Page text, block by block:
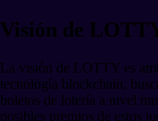
Visión de
La visión de LOTTY es
tecnología blockchain,
boletos de lotería a nivel
posibles premios de estos